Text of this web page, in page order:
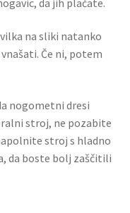
na sliki natanko
Če ni, potem
nogometni dresi
stroj, ne pozabite
stroj s hladno
da boste bolj zaščitili